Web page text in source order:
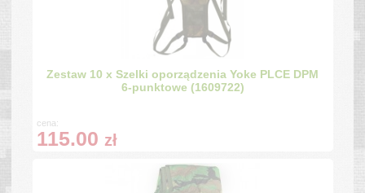
Zestaw 10 x Szelki oporządzenia Yoke PLCE DPM
6-punktowe (1609722)
cena:
115.00 zł